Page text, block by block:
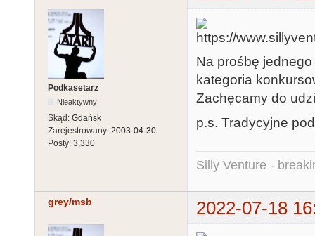
Podkasetarz
Nieaktywny
Skąd: Gdańsk
Zarejestrowany: 2003-04-30
Posty: 3,330
Na prośbę
kategoria
Zachęcamy do
p.s. Tradycyjne
Silly Venture -
grey/msb 2022-07-18